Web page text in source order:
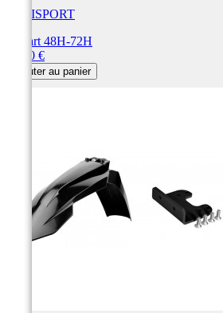
POLISPORT
Départ 48H-72H
55,00 €
Ajouter au panier